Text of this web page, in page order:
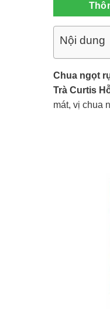
Nội dung
Chua ngọt
Trà Curtis
mát, vị chua